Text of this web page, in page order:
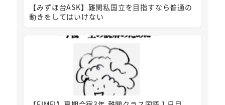
【みずほ台ASK】難関私国立を目指すなら普通の
動きをしてはいけない